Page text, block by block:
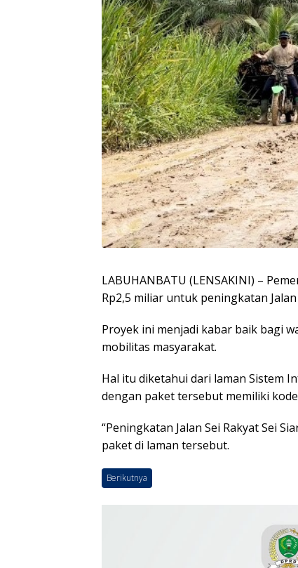
LABUHANBATU (LENSAKINI) –
Rp2,5 miliar untuk peningkatan
Proyek ini menjadi kabar baik bagi
mobilitas masyarakat.
Hal itu diketahui dari laman Sistem
dengan paket tersebut memiliki kode
“Peningkatan Jalan Sei Rakyat Sei
paket di laman tersebut.
Berikutnya